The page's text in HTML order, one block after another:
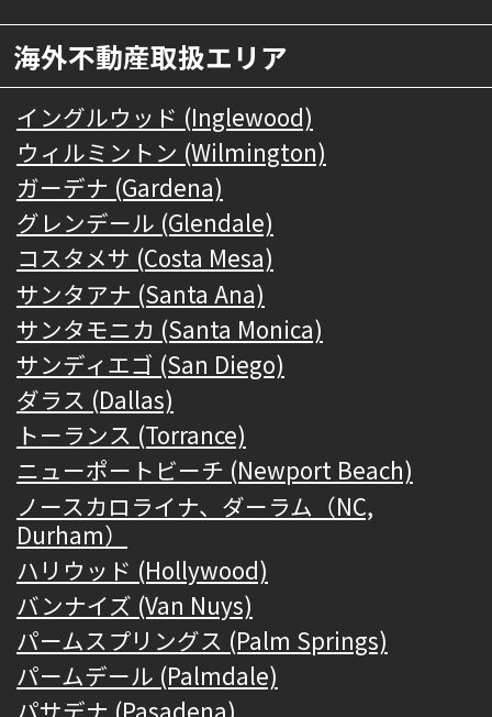
海外不動産取扱エリア
イングルウッド (Inglewood)
ウィルミントン (Wilmington)
ガーデナ (Gardena)
グレンデール (Glendale)
コスタメサ (Costa Mesa)
サンタアナ (Santa Ana)
サンタモニカ (Santa Monica)
サンディエゴ (San Diego)
ダラス (Dallas)
トーランス (Torrance)
ニューポートビーチ (Newport Beach)
ノースカロライナ、ダーラム（NC,
Durham）
ハリウッド (Hollywood)
バンナイズ (Van Nuys)
パームスプリングス (Palm Springs)
パームデール (Palmdale)